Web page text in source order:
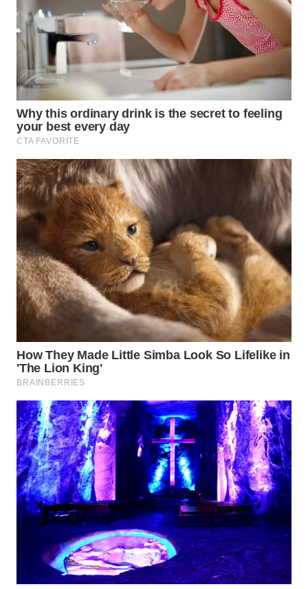
INDRAMAYU
WN
KUNINGAN
WN
MAJALENGKA
WN
SUBANG
WN
SUKABUMI
PURWAKARTA
WN
PRIANGAN
WN
SEMARANG
WN
SOLO
WN
BOROBUDUR
WN
WN
SURABAYA